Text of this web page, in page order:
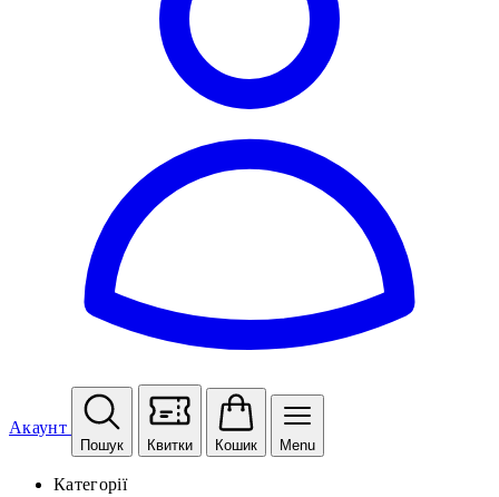
Акаунт
Пошук Квитки Кошик Menu
Категорії